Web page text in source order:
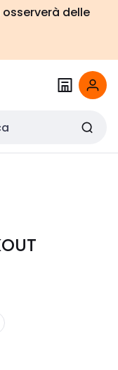
delle